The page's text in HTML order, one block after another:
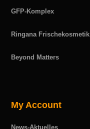
GFP-Komplex
Ringana Frischekosmetik
Beyond Matters
My Account
News-Aktuelles